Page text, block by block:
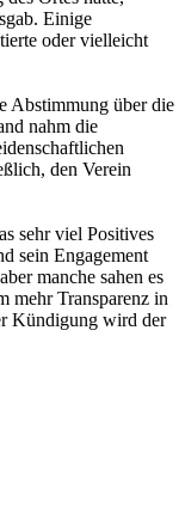
Einige
oder vielleicht
Abstimmung über die
nahm die
den Verein
sehr viel Positives
sein Engagement
manche sahen es
mehr Transparenz in
Kündigung wird der